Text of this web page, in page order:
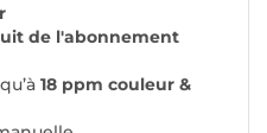
de l'abonnement
18 ppm couleur &